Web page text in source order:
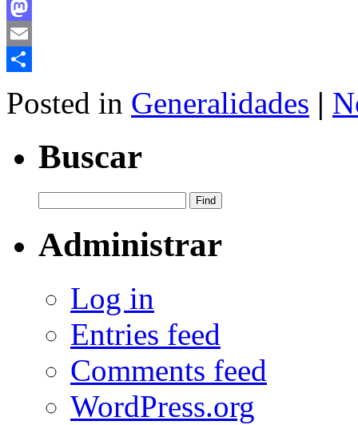
Facebook
Mastodon
Email
Posted in Generalidades |
Buscar
Administrar
Log in
Entries feed
Comments feed
WordPress.org